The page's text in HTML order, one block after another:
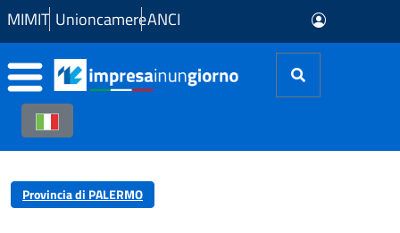
Skip to Main Content
MIMIT UnioncamereANCI
Provincia di PALERMO